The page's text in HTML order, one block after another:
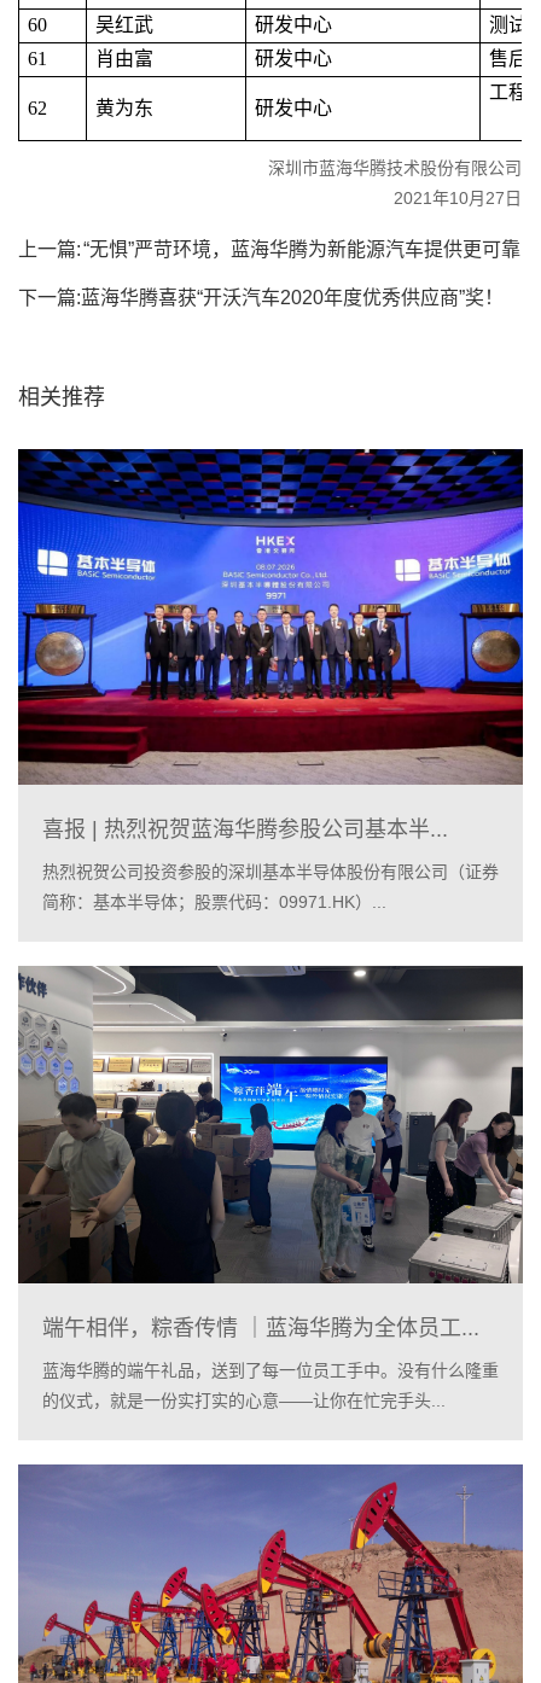
60
吴红武 研发中心
测试
61
肖由富 研发中心 售后
62 黄为东 研发中心
工程
深圳市蓝海华腾技术股份有限公司
2021年10月27日
上一篇:“无惧”严苛环境，蓝海华腾为新能源汽车提供更可靠
产品！
下一篇:蓝海华腾喜获“开沃汽车2020年度优秀供应商”奖！
相关推荐
喜报 | 热烈祝贺蓝海华腾参股公司基本半...
热烈祝贺公司投资参股的深圳基本半导体股份有限公司（证券
简称：基本半导体；股票代码：09971.HK）...
端午相伴，粽香传情 ｜蓝海华腾为全体员工...
蓝海华腾的端午礼品，送到了每一位员工手中。没有什么隆重
的仪式，就是一份实打实的心意——让你在忙完手头...